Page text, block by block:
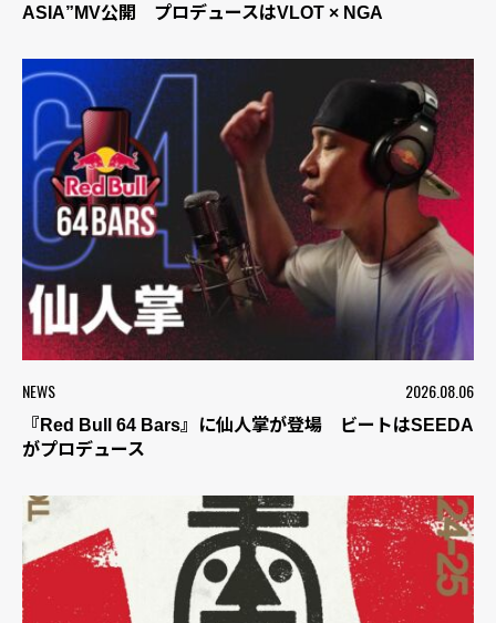
ASIA”MV公開 プロデュースはVLOT × NGA
NEWS 2026.08.06
『Red Bull 64 Bars』に仙人掌が登場 ビートはSEEDA
がプロデュース